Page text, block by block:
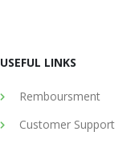
USEFUL LINKS
Remboursment
Customer Support